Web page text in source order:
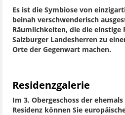
Es ist die Symbiose von
beinah verschwenderisch
Räumlichkeiten, die die einstige
Salzburger Landesherren zu
Orte der Gegenwart machen.
Residenzgalerie
Im 3. Obergeschoss der
Residenz können Sie